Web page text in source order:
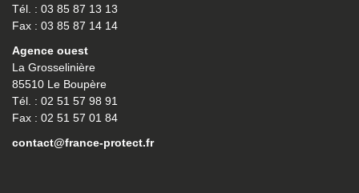
Tél. : 03 85 87 13 13
Fax : 03 85 87 14 14
Agence ouest
La Grosselinière
85510 Le Boupère
Tél. : 02 51 57 98 91
Fax : 02 51 57 01 84
contact@france-protect.fr